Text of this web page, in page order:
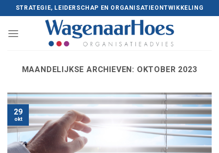
to
content
STRATEGIE, LEIDERSCHAP EN ORGANISATIEONTWIKKELING
MAANDELIJKSE ARCHIEVEN: OKTOBER 2023
29
okt